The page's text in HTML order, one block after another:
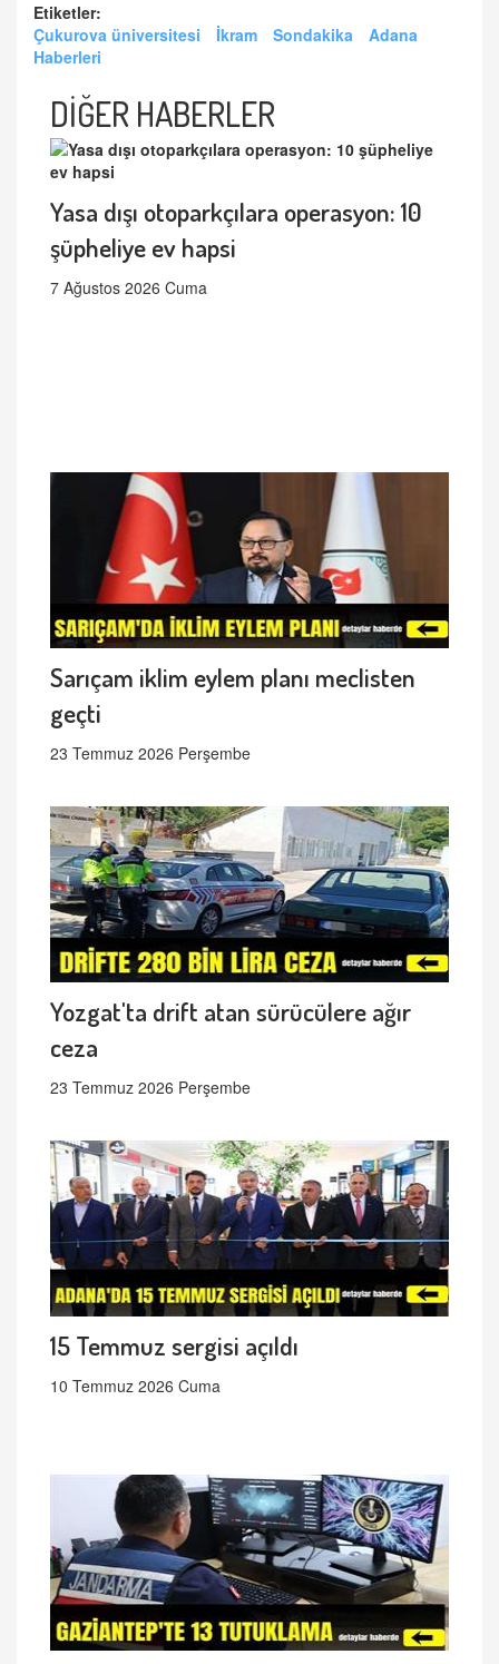
Etiketler:
Çukurova üniversitesi
İkram Sondakika
Adana
Haberleri
DİĞER HABERLER
Yasa dışı otoparkçılara operasyon: 10
şüpheliye ev hapsi
7 Ağustos 2026 Cuma
Sarıçam iklim eylem planı meclisten
geçti
23 Temmuz 2026 Perşembe
Yozgat'ta drift atan sürücülere ağır
ceza
23 Temmuz 2026 Perşembe
15 Temmuz sergisi açıldı
10 Temmuz 2026 Cuma